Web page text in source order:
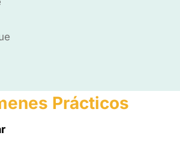
Prácticos